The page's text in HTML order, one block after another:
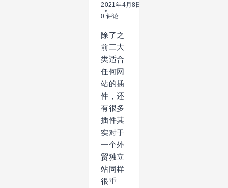
2021年4月8日
0 评论
除了之
前三大
类适合
任何网
站的插
件，还
有很多
插件其
实对于
一个外
贸独立
站同样
很重